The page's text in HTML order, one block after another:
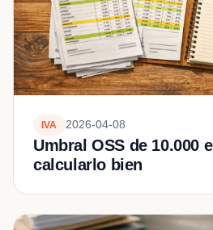
IVA 2026-04-08
Umbral OSS de 10.000
calcularlo bien